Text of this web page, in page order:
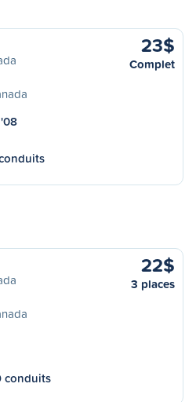
23$
Complet
22$
3 places
conduits